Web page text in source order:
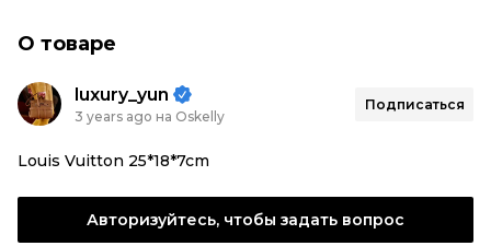
О товаре
luxury_yun
3 years ago на Oskelly
Подписаться
Louis Vuitton 25*18*7cm
Авторизуйтесь, чтобы задать вопрос